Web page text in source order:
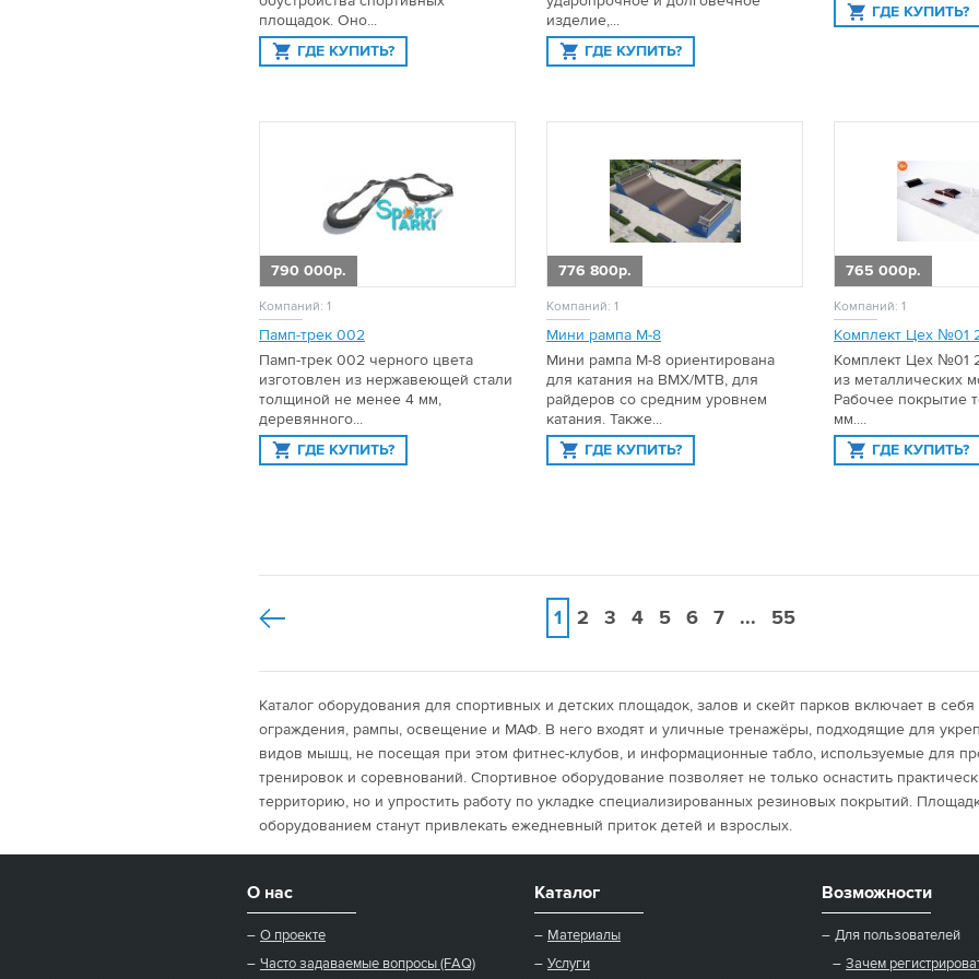
площадок. Оно...
ГДЕ КУПИТЬ?
изделие,...
ГДЕ КУПИТЬ?
ГДЕ КУПИТЬ?
790 000р.
Компаний: 1
Памп-трек 002
Памп-трек 002 черного цвета
изготовлен из нержавеющей стали
толщиной не менее 4 мм,
деревянного...
ГДЕ КУПИТЬ?
776 800р.
Компаний: 1
Мини рампа М-8
Мини рампа М-8 ориентирована
для катания на BMX/MTB, для
райдеров со средним уровнем
катания. Также...
ГДЕ КУПИТЬ?
765 000р.
Компаний: 1
Комплект Цех №01
Комплект Цех №01
из металлических
Рабочее покрытие
мм....
ГДЕ КУПИТЬ?
1 2 3 4 5 6 7 ... 55
Каталог оборудования для спортивных и детских площадок, залов и скейт парков включает в себя
ограждения, рампы, освещение и МАФ. В него входят и уличные тренажёры, подходящие для
видов мышц, не посещая при этом фитнес-клубов, и информационные табло, используемые для
тренировок и соревнований. Спортивное оборудование позволяет не только оснастить
территорию, но и упростить работу по укладке специализированных резиновых покрытий.
оборудованием станут привлекать ежедневный приток детей и взрослых.
О нас
О проекте
Часто задаваемые вопросы (FAQ)
Каталог
Материалы
Услуги
Возможности
Для пользователей
Зачем